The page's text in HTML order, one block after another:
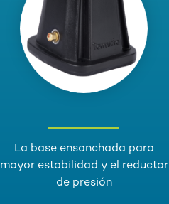
La base ensanchada para
mayor estabilidad y el reductor
de presión